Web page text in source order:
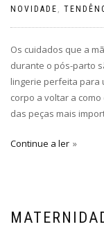
NOVIDADE ,
Os cuidados que a
durante o pós-parto
lingerie perfeita para
corpo a voltar a
das peças mais
Continue a ler